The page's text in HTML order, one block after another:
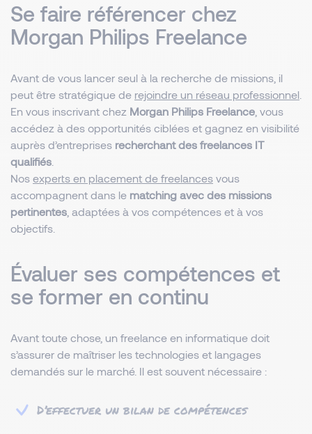
Se faire référencer chez
Morgan Philips Freelance
Avant de vous lancer seul à la recherche de missions, il
peut être stratégique de rejoindre un réseau professionnel
En vous inscrivant chez Morgan Philips Freelance , vous
accédez à des opportunités ciblées et gagnez en visibilité
auprès d’entreprises recherchant des freelances IT
qualifiés
Nos experts en placement de freelances vous
accompagnent dans le matching avec des missions
pertinentes , adaptées à vos compétences et à vos
objectifs.
Évaluer ses compétences et
se former en continu
Avant toute chose, un freelance en informatique doit
s’assurer de maîtriser les technologies et langages
demandés sur le marché. Il est souvent nécessaire :
D’effectuer un bilan de compétences